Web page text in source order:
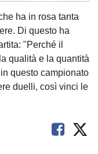
ha in rosa tanta
Di questo ha
"Perché il
qualità e la quantità
questo campionato
duelli, così vinci le